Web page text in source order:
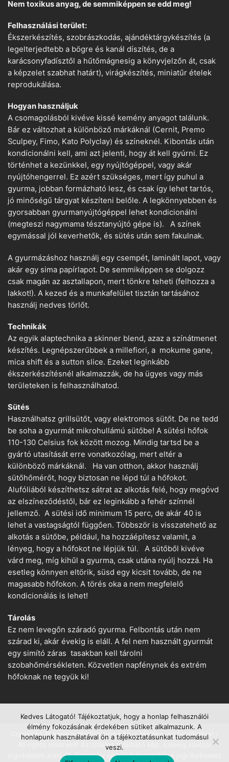
Nem toxikus anyag, de semmiképpen se edd meg!
Felhasználási terület:
Ékszerkészítés, szobrászkodás, ajándéktárgykészítés (a
legelterjedtebb a bögre és kanál díszítés, de a
karácsonyfadísztől a hűtőmágnesig a könyvjelzőn át, csak
a képzelet szabhat határt), virágkészítés, miniatűr ételek
reprodukálása.
Hogyan használjuk
A csomagolásból kivéve kissé kemény anyagot találunk.
Bár ez változhat a különböző márkáknál (Cernit, Premo
Sculpey, Fimo, Kato Polyclay) és színeknél. Kibontás után
kondícionálni kell, ami azt jelenti, hogy át kell gyúrni. Ez
történhet a kezünkkel, egy nyújtógéppel, vagy akár
nyújtóhengerrel. Ez azért szükséges, mert így puhul a
gyurma, jobban formázható lesz, és csak így lehet tartós,
jó minőségű tárgyat készíteni belőle. A legkönnyebben és
gyorsabban gyurmanyújtógéppel lehet kondicionálni
(megteszi nagymama tésztanyújtó gépe is). A színek
egymással jól keverhetők, és sütés után sem fakulnak.
A gyurmázáshoz használj egy csempét, laminált lapot, vagy
akár egy sima papírlapot. De semmiképpen se dolgozz
csak magán az asztallapon, mert tönkre teheti (felhozza a
lakkot!). A kezed és a munkafelület tisztán tartásához
használj nedves törlőt.
Technikák
Az egyik alaptechnika a skinner blend, azaz a színátmenet
készítés. Legnépszerűbbek a millefiori, a mokume gane,
mica shift és a sutton slice. Ezeket leginkább
ékszerkészítésnél alkalmazzák, de ha ügyes vagy más
területeken is felhasználhatod.
Sütés
Használhatsz grillsütőt, vagy elektromos sütőt. De ne tedd
be soha a gyurmát mikrohullámú sütőbe! A sütési hőfok
110-130 Celsius fok között mozog. Mindig tartsd be a
gyártó utasítását erre vonatkozólag, mert eltér a
különböző márkáknál. Ha van otthon, akkor használj
sütőhőmérőt, hogy biztosan ne lépd túl a hőfokot.
Alufóliából készíthetsz sátrat az alkotás felé, hogy megóvd
az elszíneződéstől, bár ez leginkább a fehér színnél
jellemző. A sütési idő minimum 15 perc, de akár 40 is
lehet a vastagságtól függően. Többször is visszatehető az
alkotás a sütőbe, például, ha hozzáépítesz valamit, a
lényeg, hogy a hőfokot ne lépjük túl. A sütőből kivéve
várd meg, míg kihűl a gyurma, csak utána nyúlj hozzá. Ha
esetleg könnyen eltörik, süsd egy kicsit tovább, de ne
magasabb hőfokon. A törés oka a nem megfelelő
kondicionálás is lehet!
Tárolás
Ez nem levegőn száradó gyurma. Felbontás után nem
szárad ki, akár évekig is eláll. A fel nem használt gyurmát
egy simító záras tasakban kell tárolni
szobahőmérsékleten. Közvetlen napfénynek és extrém
hőfoknak ne tegyük ki!
Copyright © www.suthetogyurma.hu − Minden jog fenntartva! /
All rights reserved! Az oldalon található kép, szöveg szerzői
jogvédelem alatt áll. Engedély nélküli felhasználása jogi lépéseket
Kedves Látogató! Tájékoztatjuk, hogy a honlap felhasználói
élmény fokozásának érdekében sütiket alkalmazunk. A
honlapunk használatával ön a tájékoztatásunkat tudomásul
veszi.